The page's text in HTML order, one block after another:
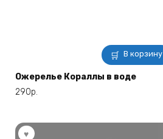
В корзину
Ожерелье Кораллы в воде
290р.